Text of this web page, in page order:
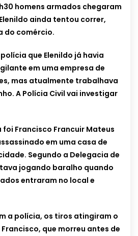
homens armados chegaram
ainda tentou correr,
do comércio.
que Elenildo já havia
em uma empresa de
mas atualmente trabalhava
A Polícia Civil vai investigar
foi Francisco Francuir Mateus
em uma casa de
Segundo a Delegacia de
jogando baralho quando
entraram no local e
a polícia, os tiros atingiram o
que morreu antes de